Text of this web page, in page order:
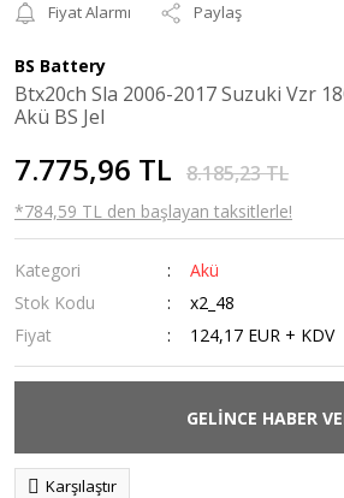
Fiyat Alarmı
Paylaş
BS Battery
Btx20ch Sla 2006-2017 Suzuki Vzr
Akü BS Jel
7.775,96 TL 8.185,23 TL
*784,59 TL den başlayan taksitlerle!
Kategori
Akü
Stok Kodu
x2_48
Fiyat
124,17 EUR + KDV
GELİNCE HABER
Karşılaştır